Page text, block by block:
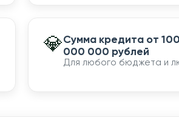
💎Сумма кредита от
000 000 рублей
Для любого бюджета и